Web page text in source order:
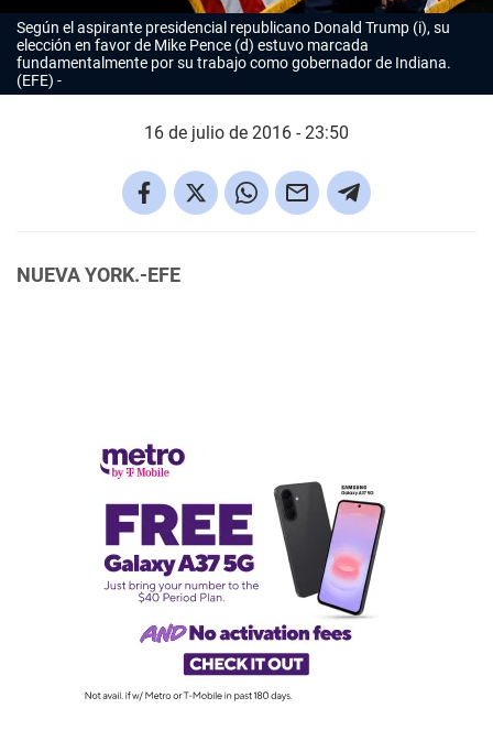
Según el aspirante presidencial republicano Donald Trump (i), su
elección en favor de Mike Pence (d) estuvo marcada
fundamentalmente por su trabajo como gobernador de Indiana.
(EFE)
16 de julio de 2016 - 23:50
NUEVA YORK.-EFE